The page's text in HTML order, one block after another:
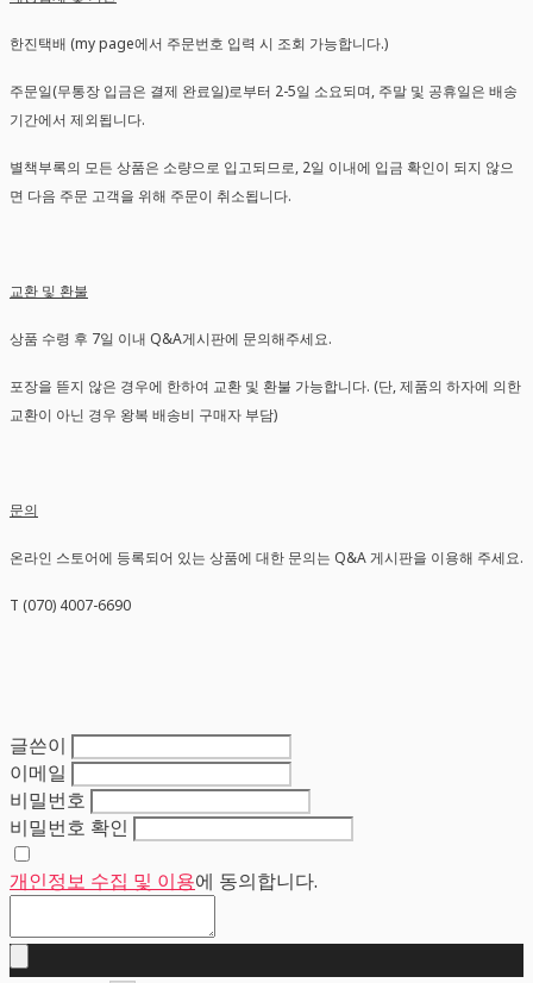
한진택배 (my page에서 주문번호 입력 시 조회 가능합니다.)
주문일(무통장 입금은 결제 완료일)로부터 2-5일 소요되며, 주말 및 공휴일은 배송
기간에서 제외됩니다.
별책부록의 모든 상품은 소량으로 입고되므로, 2일 이내에 입금 확인이 되지 않으
면 다음 주문 고객을 위해 주문이 취소됩니다.
교환 및 환불
상품 수령 후 7일 이내 Q&A게시판에 문의해주세요.
포장을 뜯지 않은 경우에 한하여 교환 및 환불 가능합니다. (단, 제품의 하자에 의한
교환이 아닌 경우 왕복 배송비 구매자 부담)
문의
온라인 스토어에 등록되어 있는 상품에 대한 문의는 Q&A 게시판을 이용해 주세요.
T (070) 4007-6690
글쓴이
이메일
비밀번호
비밀번호 확인
개인정보 수집 및 이용에 동의합니다.